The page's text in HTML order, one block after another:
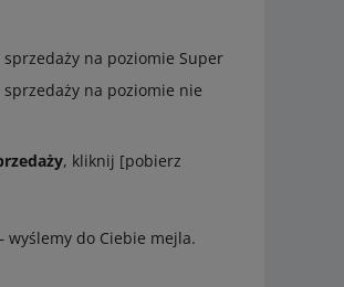
na poziomie Super
na poziomie nie
, kliknij [pobierz
wyślemy do Ciebie mejla.